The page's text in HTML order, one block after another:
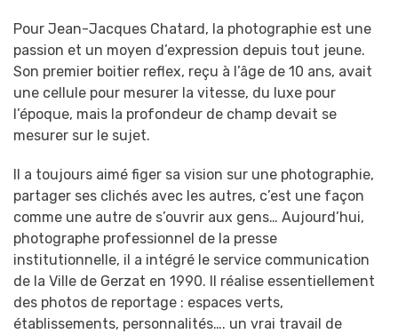
Pour Jean-Jacques Chatard, la photographie est une
passion et un moyen d’expression depuis tout jeune.
Son premier boitier reflex, reçu à l’âge de 10 ans, avait
une cellule pour mesurer la vitesse, du luxe pour
l’époque, mais la profondeur de champ devait se
mesurer sur le sujet.
Il a toujours aimé figer sa vision sur une photographie,
partager ses clichés avec les autres, c’est une façon
comme une autre de s’ouvrir aux gens… Aujourd’hui,
photographe professionnel de la presse
institutionnelle, il a intégré le service communication
de la Ville de Gerzat en 1990. Il réalise essentiellement
des photos de reportage : espaces verts,
établissements, personnalités…. un vrai travail de